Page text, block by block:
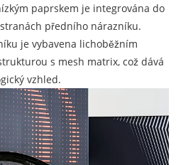
paprskem je integrována do
předního nárazníku.
je vybavena lichoběžním
s mesh matrix, což dává
vzhled.